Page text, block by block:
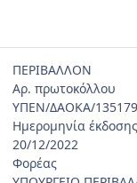
ΠΕΡΙΒΑΛΛΟΝ
Αρ. πρωτοκόλλου
ΥΠΕΝ/ΔΑΟΚΑ/
Ημερομηνία έκδοσης
20/12/2022
Φορέας